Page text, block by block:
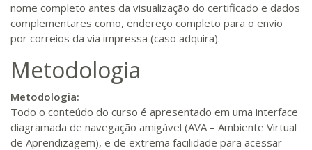
nome completo antes da visualização do certificado e dados
complementares como, endereço completo para o envio
por correios da via impressa (caso adquira).
Metodologia
Metodologia:
Todo o conteúdo do curso é apresentado em uma interface
diagramada de navegação amigável (AVA – Ambiente Virtual
de Aprendizagem), e de extrema facilidade para acessar